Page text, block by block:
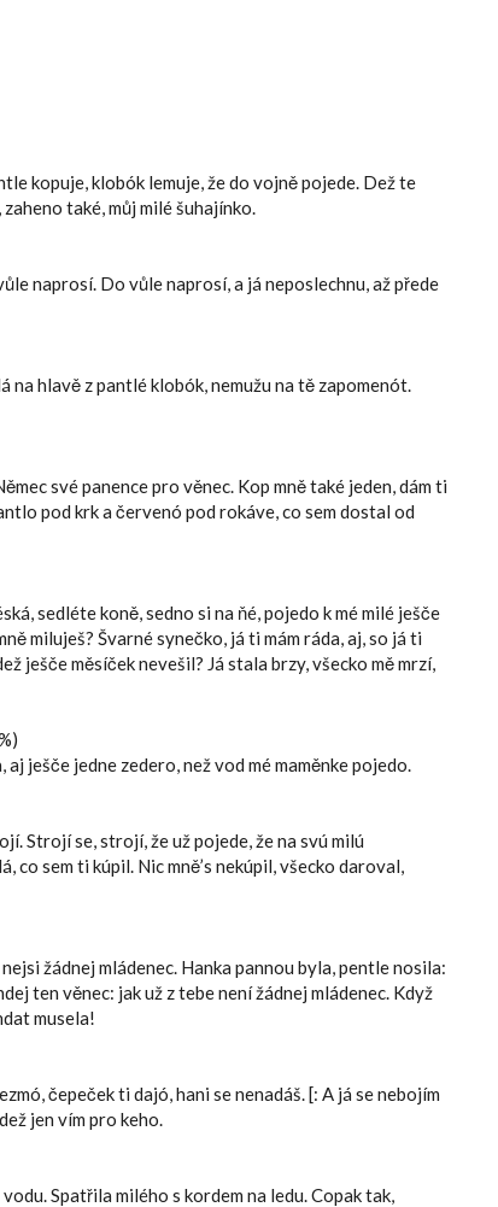
kopuje, klobók lemuje, že do vojně pojede. Dež te
také, můj milé šuhajínko.
naprosí. Do vůle naprosí, a já neposlechnu, až přede
hlavě z pantlé klobók, nemužu na tě zapomenót.
své panence pro věnec. Kop mně také jeden, dám ti
pod krk a červenó pod rokáve, co sem dostal od
sedléte koně, sedno si na ňé, pojedo k mé milé ješče
miluješ? Švarné synečko, já ti mám ráda, aj, so já ti
ješče měsíček nevešil? Já stala brzy, všecko mě mrzí,
ješče jedne zedero, než vod mé maměnke pojedo.
Strojí se, strojí, že už pojede, že na svú milú
co sem ti kúpil. Nic mně’s nekúpil, všecko daroval,
žádnej mládenec. Hanka pannou byla, pentle nosila:
ten věnec: jak už z tebe není žádnej mládenec. Když
musela!
čepeček ti dajó, hani se nenadáš. [: A já se nebojím
jen vím pro keho.
Spatřila milého s kordem na ledu. Copak tak,